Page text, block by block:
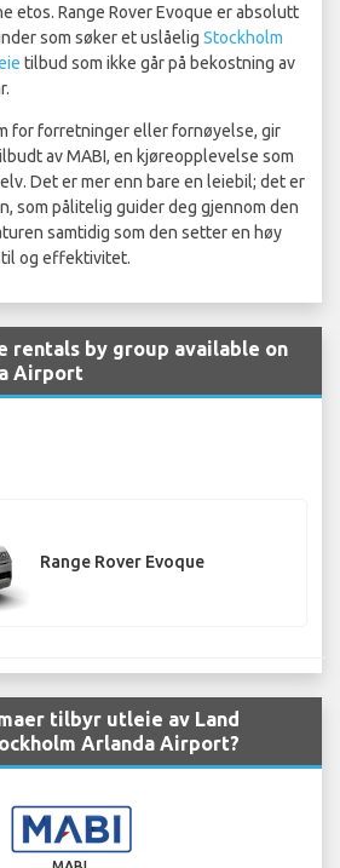
etos. Range Rover Evoque er absolutt
som søker et uslåelig Stockholm
tilbud som ikke går på bekostning av
for forretninger eller fornøyelse, gir
av MABI, en kjøreopplevelse som
Det er mer enn bare en leiebil; det er
som pålitelig guider deg gjennom den
samtidig som den setter en høy
og effektivitet.
rentals by group available on
Airport
Range Rover Evoque
tilbyr utleie av Land
Arlanda Airport?